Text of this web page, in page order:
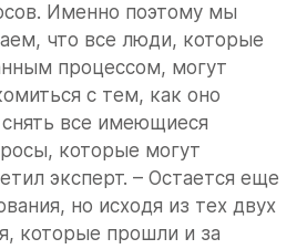
Именно поэтому мы
что все люди, которые
процессом, могут
с тем, как оно
все имеющиеся
которые могут
эксперт. – Остается еще
но исходя из тех двух
которые прошли и за